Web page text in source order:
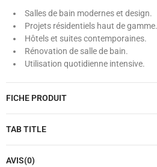
Salles de bain modernes et design.
Projets résidentiels haut de gamme.
Hôtels et suites contemporaines.
Rénovation de salle de bain.
Utilisation quotidienne intensive.
FICHE PRODUIT
TAB TITLE
AVIS(0)